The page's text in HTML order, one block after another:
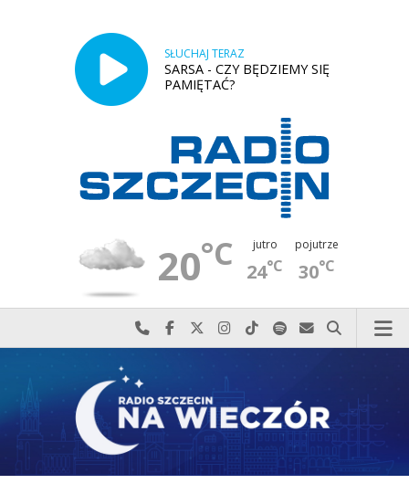
SŁUCHAJ TERAZ
SARSA - CZY BĘDZIEMY SIĘ
PAMIĘTAĆ?
20°C jutro
24°C
pojutrze
30°C
Najlepiej po prostu do nas zadzwoń
Odwiedź nas na Facebook-u
Odwiedź nas na X
Odwiedź nas na Instagram-ie
Odwiedź nas na TikTok-u
Szukaj nas na Spotify
Wyślij do nas
Szukaj